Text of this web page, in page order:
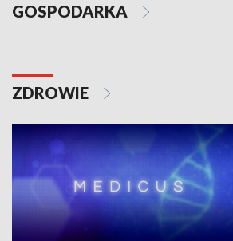
GOSPODARKA
ZDROWIE